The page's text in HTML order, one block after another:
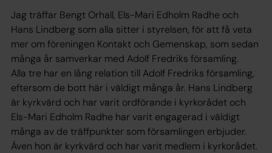
Jag träffar Bengt Orhall, Els-Mari Edholm Radhe och
Hans Lindberg som alla sitter i styrelsen, för att få veta
mer om föreningen Kontakt och Gemenskap, som sedan
många år samverkar med Adolf Fredriks församling.
Alla tre har en lång relation till Adolf Fredriks församling,
eftersom de bott här i väldigt många år. Hans Lindberg
är kyrkvärd och har varit ordförande i kyrkorådet och
Els-Mari Edholm Radhe har varit engagerad i väldigt
många av de träffpunkter som församlingen erbjuder.
Även hon är kyrkvärd och har varit medlem i kyrkorådet.